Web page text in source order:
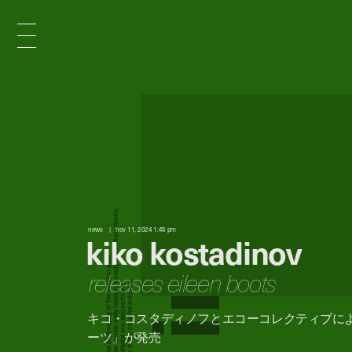
i
n
d
news nov 11, 2024 1:45 pm
kiko kostadinov
releases eileen boots
キコ・コスタディノフとエコーコレクティブに
ーツ」が発売